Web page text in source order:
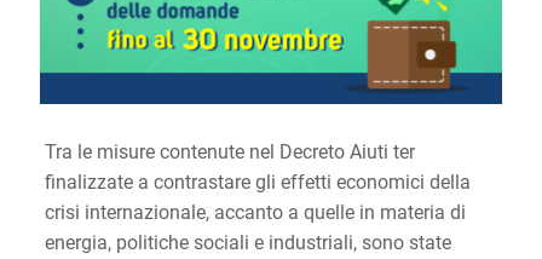
Tra le misure contenute nel Decreto Aiuti ter
finalizzate a contrastare gli effetti economici della
crisi internazionale, accanto a quelle in materia di
energia, politiche sociali e industriali, sono state